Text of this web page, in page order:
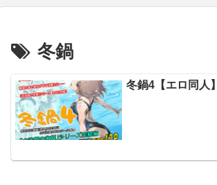
冬鍋
冬鍋4【エロ同人